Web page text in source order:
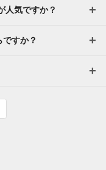
人気ですか？
すか？